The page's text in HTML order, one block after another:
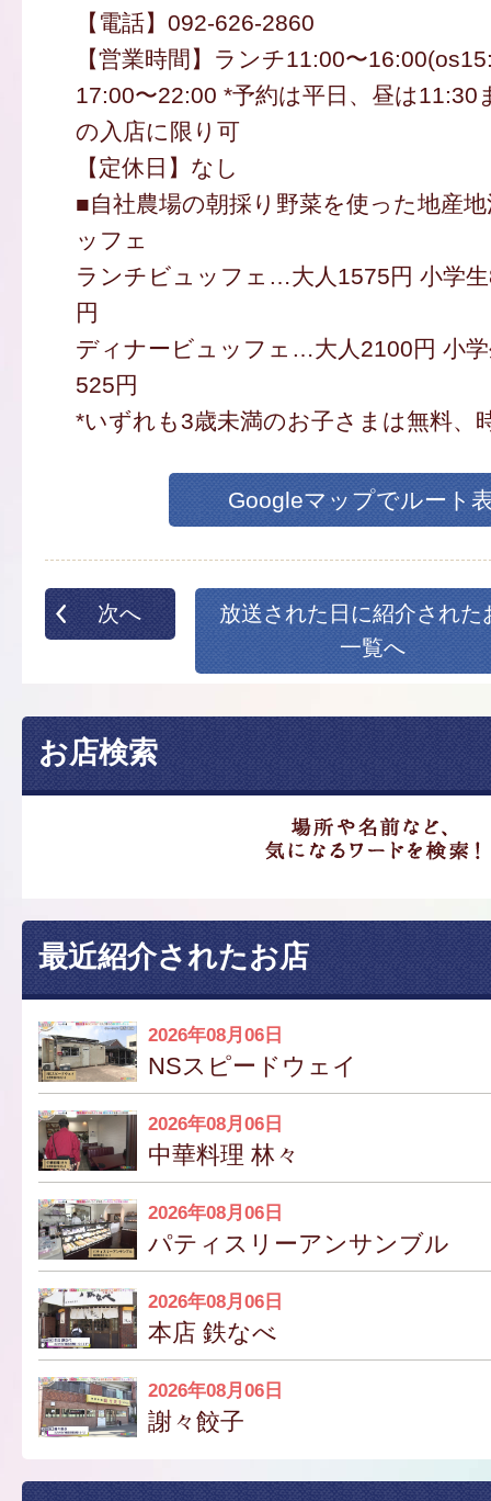
【電話】092-626-2860
【営業時間】ランチ11:00〜
17:00〜22:00 *予約は平日、昼は11:30
の入店に限り可
【定休日】なし
■自社農場の朝採り野菜を使った地産
ッフェ
ランチビュッフェ…大人1575円 小学
円
ディナービュッフェ…大人2100円 小
525円
*いずれも3歳未満のお子さまは無料、
Googleマップでルート
次へ
放送された日に紹介された
一覧へ
お店検索
最近紹介されたお店
2026年08月06日
NSスピードウェイ
2026年08月06日
中華料理 林々
2026年08月06日
パティスリーアンサンブル
2026年08月06日
本店 鉄なべ
2026年08月06日
謝々餃子